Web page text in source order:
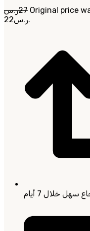
27ر.س
22ر.س.
سهل خلال 7 أيام